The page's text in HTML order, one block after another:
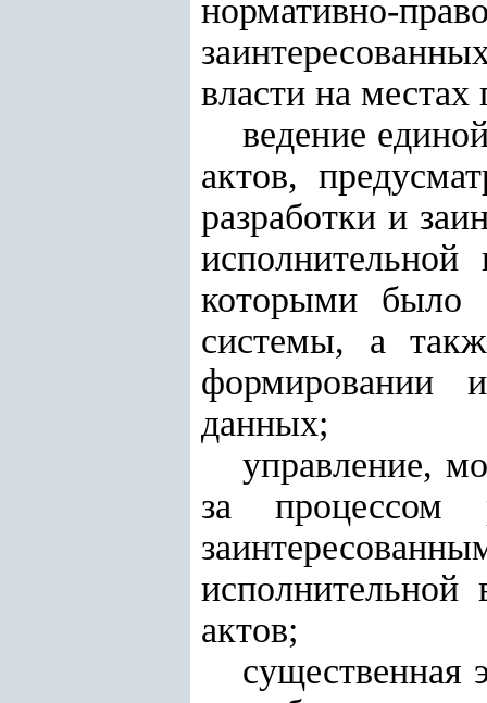
нормативно-
власти на
ведение
актов,
разработки и
исполнительной
которыми было
системы, а
формировании
данных;
управление,
за процессом
исполнительной
актов;
существенная